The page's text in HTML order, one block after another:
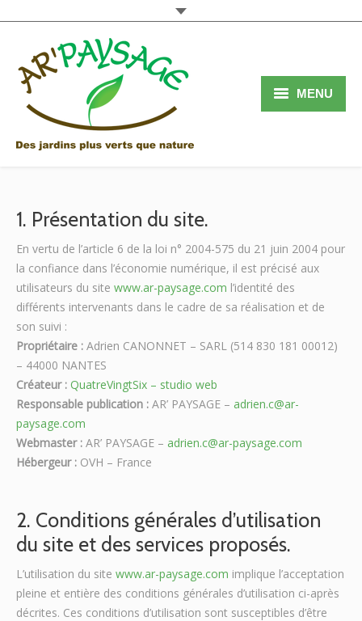
MENU
Accueil
Réalisations
Qui sommes nous
Contact
1. Présentation du site.
En vertu de l’article 6 de la loi n° 2004-575 du 21 juin 2004 pour
la confiance dans l’économie numérique, il est précisé aux
utilisateurs du site www.ar-paysage.com l’identité des
différents intervenants dans le cadre de sa réalisation et de
son suivi :
Propriétaire : Adrien CANONNET – SARL (514 830 181 00012)
– 44000 NANTES
Créateur : QuatreVingtSix – studio web
Responsable publication : AR’ PAYSAGE – adrien.c@ar-
paysage.com
Webmaster : AR’ PAYSAGE – adrien.c@ar-paysage.com
Hébergeur : OVH – France
2. Conditions générales d’utilisation
du site et des services proposés.
L’utilisation du site www.ar-paysage.com implique l’acceptation
pleine et entière des conditions générales d’utilisation ci-après
décrites. Ces conditions d’utilisation sont susceptibles d’être